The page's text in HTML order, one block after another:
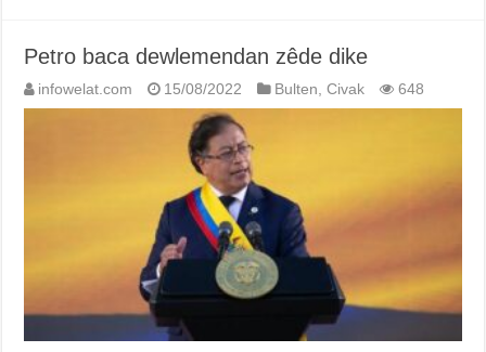
Petro baca dewlemendan zêde dike
infowelat.com 15/08/2022 Bulten ,Civak 648